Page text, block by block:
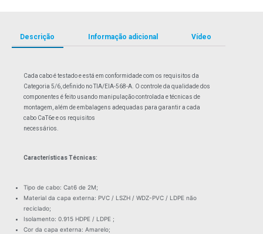
Descrição Informação adicional Vídeo
Cada cabo é testado e está em conformidade com os requisitos da
Categoria 5/6, definido no TIA/EIA-568-A. O controle da qualidade dos
componentes é feito usando manipulação controlada e técnicas de
montagem, além de embalagens adequadas para garantir a cada
cabo CaT6e e os requisitos
necessários.
Características Técnicas:
Tipo de cabo: Cat6 de 2M;
Material da capa externa: PVC / LSZH / WDZ-PVC / LDPE não
reciclado;
Isolamento: 0.915 HDPE / LDPE ;
Cor da capa externa: Amarelo;